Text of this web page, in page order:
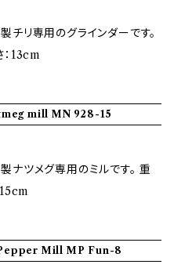
リ専用のグラインダーです。
13cm
mill MN 928-15
ツメグ専用のミルです。 重
Mill MP Fun-8